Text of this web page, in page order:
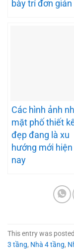
bày trí đơn giản
Các hình ảnh
mặt phố thiết
đẹp đang là xu
hướng mới hiện
nay
This entry was
3 tầng, Nhà 4 tầng,